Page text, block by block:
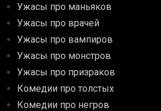
Ужасы про маньяков
Ужасы про врачей
Ужасы про вампиров
Ужасы про монстров
Ужасы про призраков
Комедии про толстых
Комедии про негров